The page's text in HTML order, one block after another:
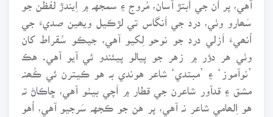
سَھارو وٺي، درد جي اَنگاس تي لڙڪيل ويھين صديءَ جي
اُنھيءَ اَزلي درد جو نوحو لِکيو آهي، جيڪو سُقراط کان
وٺي هر دؤر ۾ زهر جو پيالو پيئندو ئي آيو آهي. هڪ
’نوآموز‘ ۽ ’مبتدي‘ شاعر هوندي بہ هو ڪيترن ئي ڪُھنہ
مشق ۽ قدآور شاعرن جي قطار ۾ اَچي بيٺو آهي، ڇاڪاڻ تہ
هو اِلھامي شاعر نہ آهي، پر هن جو ڪجهہ سَرجيو آهي، اُهو